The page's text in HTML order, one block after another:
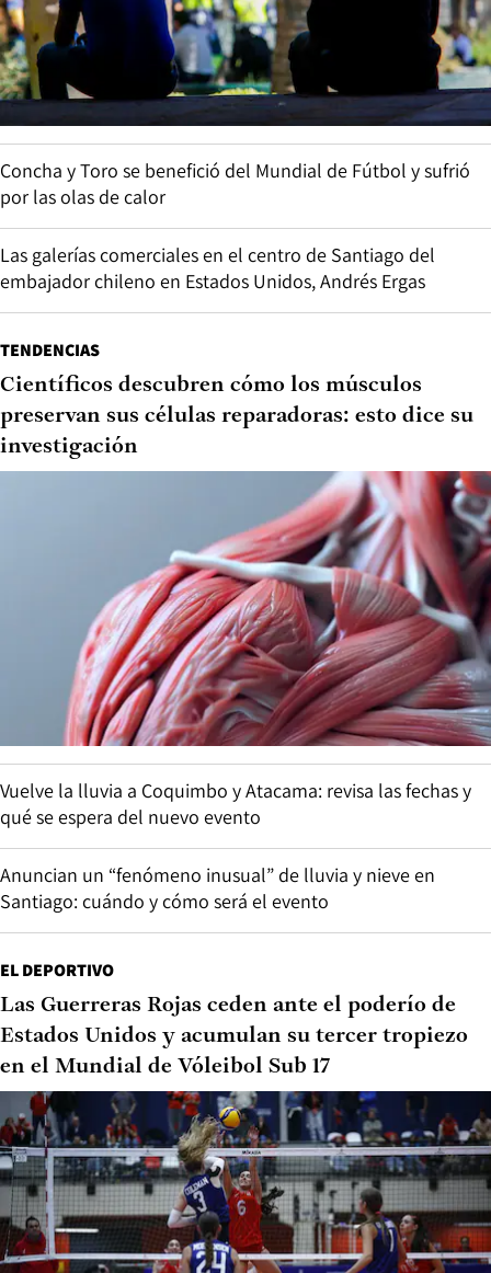
Concha y Toro se benefició del Mundial de Fútbol y sufrió
por las olas de calor
Las galerías comerciales en el centro de Santiago del
embajador chileno en Estados Unidos, Andrés Ergas
TENDENCIAS
Científicos descubren cómo los músculos
preservan sus células reparadoras: esto dice su
investigación
Vuelve la lluvia a Coquimbo y Atacama: revisa las fechas y
qué se espera del nuevo evento
Anuncian un “fenómeno inusual” de lluvia y nieve en
Santiago: cuándo y cómo será el evento
EL DEPORTIVO
Las Guerreras Rojas ceden ante el poderío de
Estados Unidos y acumulan su tercer tropiezo
en el Mundial de Vóleibol Sub 17